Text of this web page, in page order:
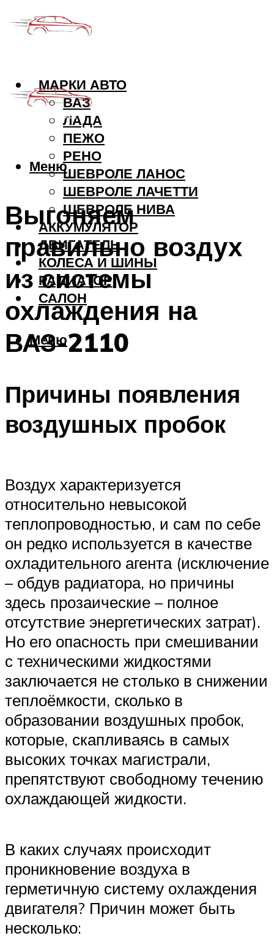
МАРКИ АВТО
ВАЗ
ЛАДА
ПЕЖО
РЕНО
ШЕВРОЛЕ ЛАНОС
ШЕВРОЛЕ ЛАЧЕТТИ
ШЕВРОЛЕ НИВА
АККУМУЛЯТОР
ДВИГАТЕЛЬ
КОЛЕСА И ШИНЫ
РАДИАТОР
САЛОН
Меню
Меню
Выгоняем
правильно воздух
из системы
охлаждения на
ВАЗ-2110
Причины появления
воздушных пробок
Воздух характеризуется
относительно невысокой
теплопроводностью, и сам по себе
он редко используется в качестве
охладительного агента (исключение
– обдув радиатора, но причины
здесь прозаические – полное
отсутствие энергетических затрат).
Но его опасность при смешивании
с техническими жидкостями
заключается не столько в снижении
теплоёмкости, сколько в
образовании воздушных пробок,
которые, скапливаясь в самых
высоких точках магистрали,
препятствуют свободному течению
охлаждающей жидкости.
В каких случаях происходит
проникновение воздуха в
герметичную систему охлаждения
двигателя? Причин может быть
несколько: